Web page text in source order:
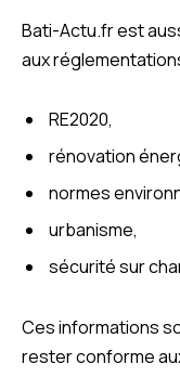
Bati-Actu.fr est
aux
RE2020,
rénovation
normes
urbanisme,
sécurité sur
Ces informations
rester conforme